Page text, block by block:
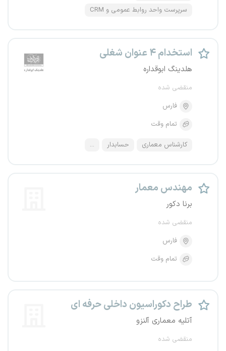
سرپرست واحد روابط عمومی و CRM
استخدام ۴ عنوان شغلی
هلدینگ ابوقداره
منقضی شده
فارس
تمام وقت
کارشناس معماری حسابدار ...
مهندس معمار
برنا دکور
منقضی شده
فارس
تمام وقت
طراح دکوراسیون داخلی حرفه ای
آتلیه معماری آلنزو
منقضی شده